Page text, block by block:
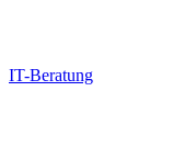
IT-Beratung